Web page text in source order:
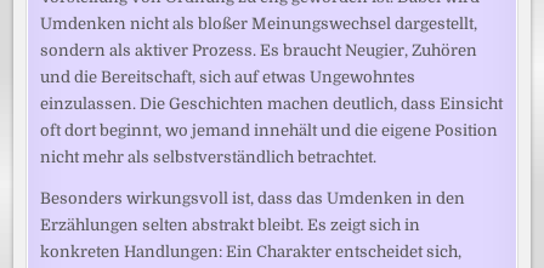
Umdenken nicht als bloßer Meinungswechsel dargestellt,
sondern als aktiver Prozess. Es braucht Neugier, Zuhören
und die Bereitschaft, sich auf etwas Ungewohntes
einzulassen. Die Geschichten machen deutlich, dass Einsicht
oft dort beginnt, wo jemand innehält und die eigene Position
nicht mehr als selbstverständlich betrachtet.
Besonders wirkungsvoll ist, dass das Umdenken in den
Erzählungen selten abstrakt bleibt. Es zeigt sich in
konkreten Handlungen: Ein Charakter entscheidet sich,